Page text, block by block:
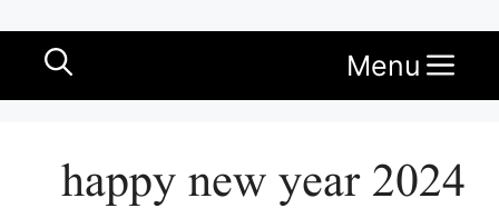
Menu
happy new year 2024